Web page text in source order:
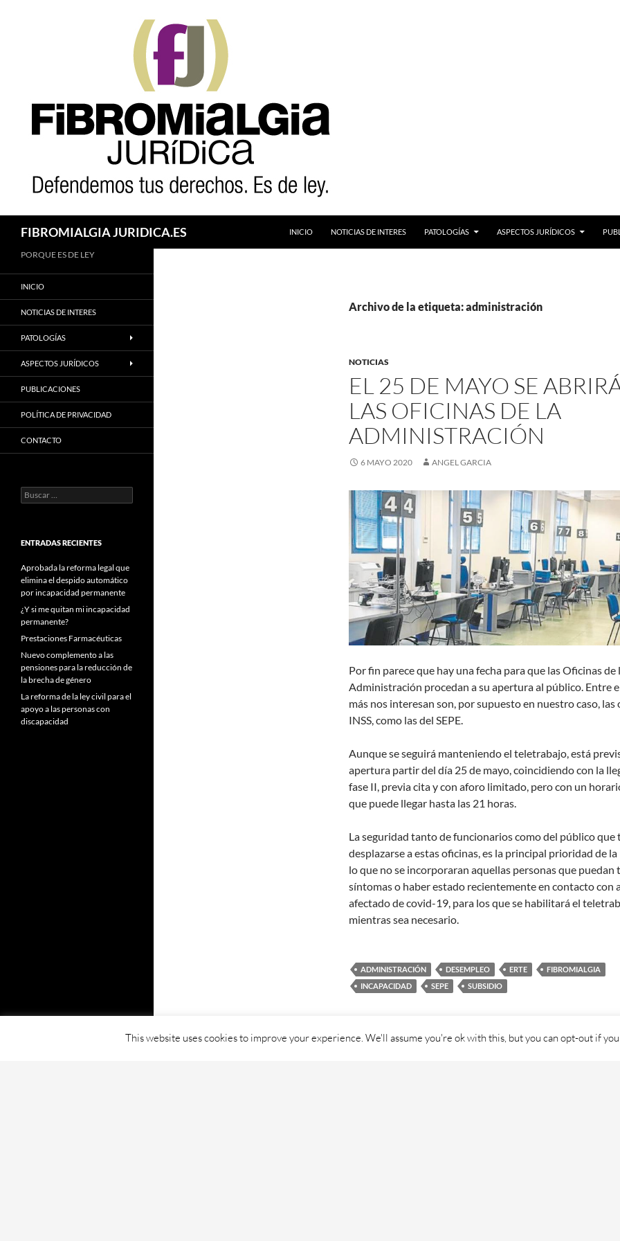
FIBROMIALGIA JURIDICA.ES INICIO NOTICIAS DE INTERES PATOLOGÍAS ASPECTOS JURÍDICOS
Archivo de la etiqueta: administración
NOTICIAS
EL 25 DE MAYO SE
LAS OFICINAS DE LA
ADMINISTRACIÓN
6 MAYO 2020 ANGEL GARCIA
Por fin parece que hay una fecha para que las Oficinas de
Administración procedan a su apertura al público. Entre
más nos interesan son, por supuesto en nuestro caso, las
INSS, como las del SEPE.
Aunque se seguirá manteniendo el teletrabajo, está
apertura partir del día 25 de mayo, coincidiendo con la
fase II, previa cita y con aforo limitado, pero con un
que puede llegar hasta las 21 horas.
La seguridad tanto de funcionarios como del público que
desplazarse a estas oficinas, es la principal prioridad de
lo que no se incorporaran aquellas personas que puedan
síntomas o haber estado recientemente en contacto con
afectado de covid-19, para los que se habilitará el
mientras sea necesario.
ADMINISTRACIÓN DESEMPLEO ERTE
FIBROMIALGIA
INCAPACIDAD
SEPE SUBSIDIO
PORQUE ES DE LEY
INICIO
NOTICIAS DE INTERES
PATOLOGÍAS
ASPECTOS JURÍDICOS
PUBLICACIONES
POLÍTICA DE PRIVACIDAD
CONTACTO
Buscar:
ENTRADAS RECIENTES
Aprobada la reforma legal que
elimina el despido automático
por incapacidad permanente
¿Y si me quitan mi incapacidad
permanente?
Prestaciones Farmacéuticas
Nuevo complemento a las
pensiones para la reducción de
la brecha de género
La reforma de la ley civil para el
apoyo a las personas con
discapacidad
This website uses cookies to improve your experience. We'll assume you're ok with this, but you can opt-out if